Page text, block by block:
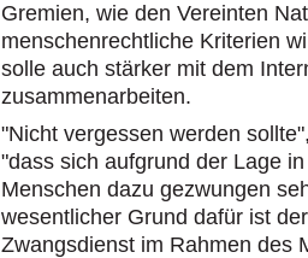
Gremien, wie den Vereinten
menschenrechtliche Kriterien
solle auch stärker mit dem
zusammenarbeiten.
"Nicht vergessen werden
"dass sich aufgrund der Lage
Menschen dazu gezwungen
wesentlicher Grund dafür ist
Zwangsdienst im Rahmen des